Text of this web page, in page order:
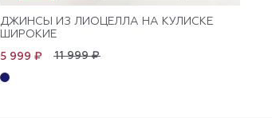
ДЖИНСЫ ИЗ ЛИОЦЕЛЛА НА КУЛИСКЕ
ШИРОКИЕ
11 999 ₽
5 999 ₽